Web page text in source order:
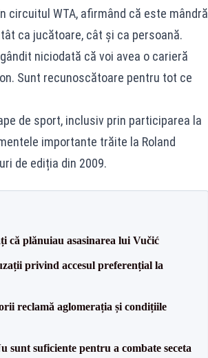
circuitul WTA, afirmând că este mândră
ca jucătoare, cât și ca persoană.
niciodată că voi avea o carieră
Sunt recunoscătoare pentru tot ce
de sport, inclusiv prin participarea la
importante trăite la Roland
de ediția din 2009.
că plănuiau asasinarea lui Vučić
privind accesul preferențial la
reclamă aglomerația și condițiile
suficiente pentru a combate seceta